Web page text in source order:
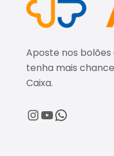
Aposte nos bolões
tenha mais
Caixa.
Central de